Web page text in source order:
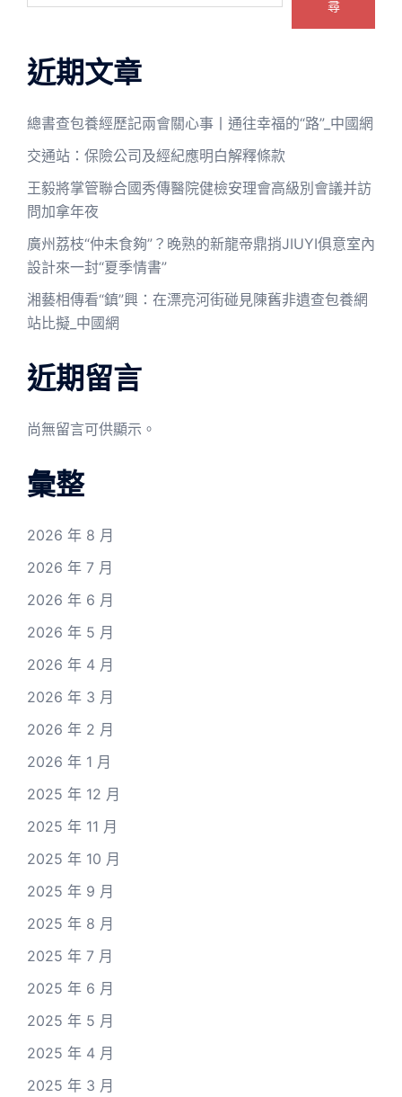
尋
近期文章
總書查包養經歷記兩會關心事丨通往幸福的“路”_中國網
交通站：保險公司及經紀應明白解釋條款
王毅將掌管聯合國秀傳醫院健檢安理會高級別會議并訪
問加拿年夜
廣州荔枝“仲未食夠”？晚熟的新龍帝鼎捎JIUYI俱意室內
設計來一封“夏季情書”
湘藝相傳看“鎮”興：在漂亮河街碰見陳舊非遺查包養網
站比擬_中國網
近期留言
尚無留言可供顯示。
彙整
2026 年 8 月
2026 年 7 月
2026 年 6 月
2026 年 5 月
2026 年 4 月
2026 年 3 月
2026 年 2 月
2026 年 1 月
2025 年 12 月
2025 年 11 月
2025 年 10 月
2025 年 9 月
2025 年 8 月
2025 年 7 月
2025 年 6 月
2025 年 5 月
2025 年 4 月
2025 年 3 月